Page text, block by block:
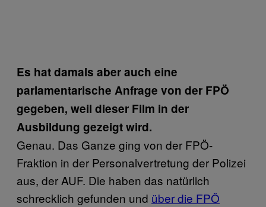
Es hat damals aber auch eine
parlamentarische Anfrage von der FPÖ
gegeben, weil dieser Film in der
Ausbildung gezeigt wird.
Genau. Das Ganze ging von der FPÖ-
Fraktion in der Personalvertretung der Polizei
aus, der AUF. Die haben das natürlich
schrecklich gefunden und über die FPÖ